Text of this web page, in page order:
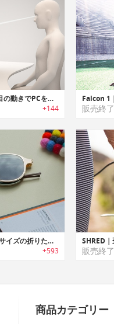
EYE TRIBE Pro｜目の動きでPCをコントロールするアイトラッカー「アイトライブプロ」
+144 販売終了
ROAV ｜ポケットサイズの折りたたみ式ヴィンテージスタイルサングラス「ローブ」
+593 販売終了
商品カテゴリー